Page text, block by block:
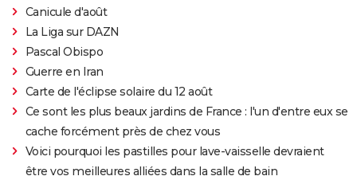
Canicule d'août
La Liga sur DAZN
Pascal Obispo
Guerre en Iran
Carte de l'éclipse solaire du 12 août
Ce sont les plus beaux jardins de France : l'un d'entre eux se
cache forcément près de chez vous
Voici pourquoi les pastilles pour lave-vaisselle devraient
être vos meilleures alliées dans la salle de bain